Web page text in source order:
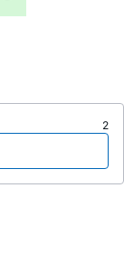
2